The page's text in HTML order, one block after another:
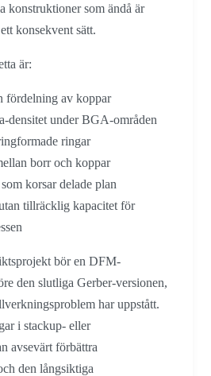
konstruktioner som ändå är
konsekvent sätt.
är:
fördelning av koppar
densitet under BGA-områden
ringar
borr och koppar
korsar delade plan
tillräcklig kapacitet för
bör en DFM-
den slutliga Gerber-versionen,
har uppstått.
i stackup- eller
avsevärt förbättra
den långsiktiga